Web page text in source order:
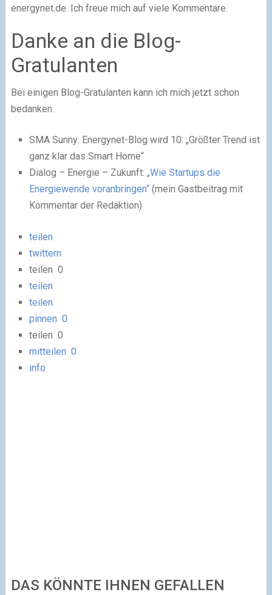
energynet.de. Ich freue mich auf viele Kommentare.
Danke an die Blog-
Gratulanten
Bei einigen Blog-Gratulanten kann ich mich jetzt schon
bedanken.
SMA Sunny: Energynet-Blog wird 10: „Größter Trend ist
ganz klar das Smart Home“
Dialog – Energie – Zukunft: „Wie Startups die
Energiewende voranbringen“(mein Gastbeitrag mit
Kommentar der Redaktion)
teilen
twittern
teilen 0
teilen
teilen
pinnen 0
teilen 0
mitteilen 0
info
DAS KÖNNTE IHNEN GEFALLEN